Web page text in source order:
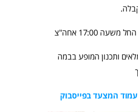
ותכנון המופע בבמה
עמוד המצעד בפייסבוק